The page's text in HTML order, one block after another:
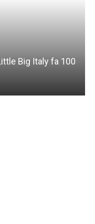
Big Italy fa 100